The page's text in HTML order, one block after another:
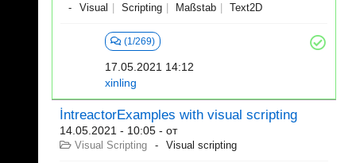
Visual
Scripting Maßstab Text2D
(1/269)
17.05.2021 14:12
xinling
İntreactorExamples with visual scripting
14.05.2021 - 10:05 - от
Visual Scripting Visual scripting